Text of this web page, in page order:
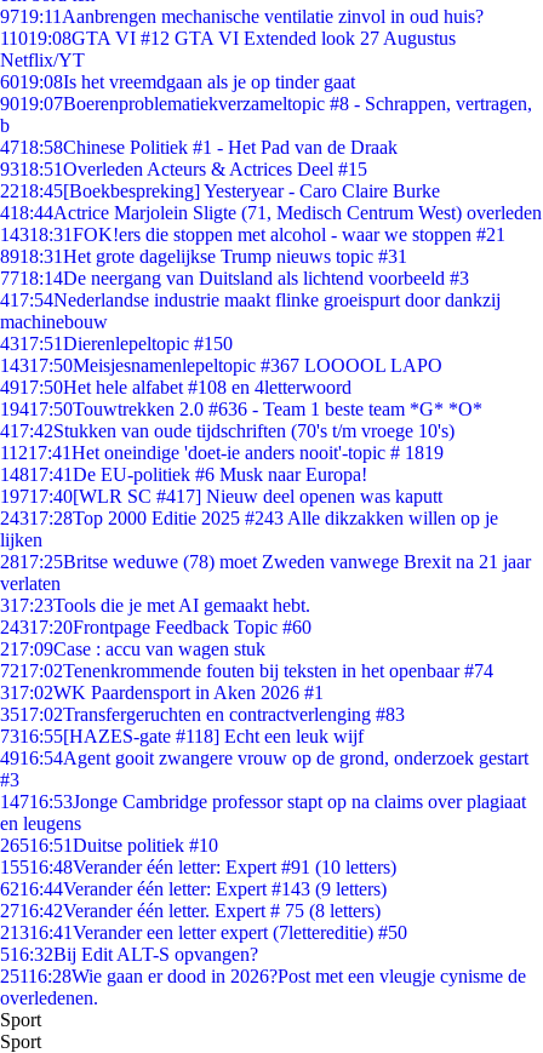
9719:11 Aanbrengen mechanische ventilatie zinvol in oud huis?
11019:08GTA VI #12 GTA VI Extended look 27 Augustus
Netflix/YT
6019:08Is het vreemdgaan als je op tinder gaat
9019:07Boerenproblematiekverzameltopic #8 - Schrappen, vertragen,
b
4718:58Chinese Politiek #1 - Het Pad van de Draak
9318:51Overleden Acteurs & Actrices Deel #15
2218:45[Boekbespreking] Yesteryear - Caro Claire Burke
418:44Actrice Marjolein Sligte (71, Medisch Centrum West) overleden
14318:31FOK!ers die stoppen met alcohol - waar we stoppen #21
8918:31Het grote dagelijkse Trump nieuws topic #31
7718:14De neergang van Duitsland als lichtend voorbeeld #3
417:54Nederlandse industrie maakt flinke groeispurt door dankzij
machinebouw
4317:51Dierenlepeltopic #150
14317:50Meisjesnamenlepeltopic #367 LOOOOL LAPO
4917:50Het hele alfabet #108 en 4letterwoord
19417:50Touwtrekken 2.0 #636 - Team 1 beste team *G* *O*
417:42Stukken van oude tijdschriften (70's t/m vroege 10's)
11217:41Het oneindige 'doet-ie anders nooit'-topic # 1819
14817:41De EU-politiek #6 Musk naar Europa!
19717:40[WLR SC #417] Nieuw deel openen was kaputt
24317:28Top 2000 Editie 2025 #243 Alle dikzakken willen op je
lijken
2817:25Britse weduwe (78) moet Zweden vanwege Brexit na 21 jaar
verlaten
317:23Tools die je met AI gemaakt hebt.
24317:20Frontpage Feedback Topic #60
217:09Case : accu van wagen stuk
7217:02Tenenkrommende fouten bij teksten in het openbaar #74
317:02WK Paardensport in Aken 2026 #1
3517:02Transfergeruchten en contractverlenging #83
7316:55[HAZES-gate #118] Echt een leuk wijf
4916:54Agent gooit zwangere vrouw op de grond, onderzoek gestart
#3
14716:53Jonge Cambridge professor stapt op na claims over plagiaat
en leugens
26516:51Duitse politiek #10
15516:48Verander één letter: Expert #91 (10 letters)
6216:44Verander één letter: Expert #143 (9 letters)
2716:42Verander één letter. Expert # 75 (8 letters)
21316:41Verander een letter expert (7lettereditie) #50
516:32Bij Edit ALT-S opvangen?
25116:28Wie gaan er dood in 2026?Post met een vleugje cynisme de
overledenen.
Sport
Sport